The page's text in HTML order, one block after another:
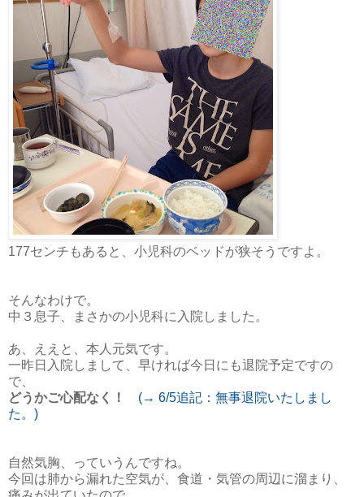
177センチもあると、小児科のベッドが狭そうですよ。
そんなわけで。
中３息子、まさかの小児科に入院しました。
あ、ええと、本人元気です。
一昨日入院しまして、早ければ今日にも退院予定ですの
で、
どうかご心配なく！ (→ 6/5追記：無事退院いたしまし
た。)
自然気胸、っていうんですね。
今回は肺から漏れた空気が、食道・気管の周辺に溜まり、